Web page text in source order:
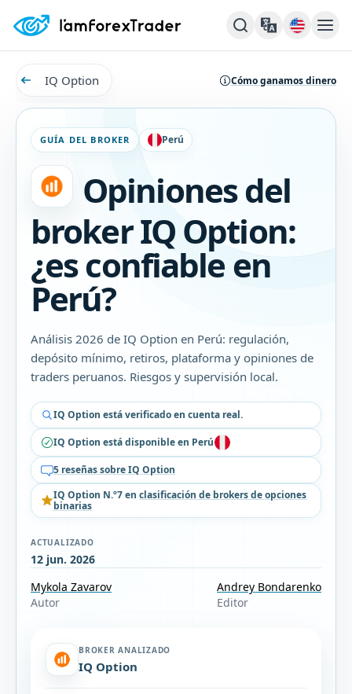
IQ Option Cómo ganamos dinero
GUÍA DEL BROKER Perú
Opiniones del
broker IQ Option:
¿es confiable en
Perú?
Análisis 2026 de IQ Option en Perú: regulación,
depósito mínimo, retiros, plataforma y opiniones de
traders peruanos. Riesgos y supervisión local.
IQ Option está verificado en cuenta real.
IQ Option está disponible en Perú
5 reseñas sobre IQ Option
IQ Option N.º7 en clasificación de brokers de opciones
binarias
ACTUALIZADO
12 jun. 2026
Mykola Zavarov
Autor
Andrey Bondarenko
Editor
BROKER ANALIZADO
IQ Option